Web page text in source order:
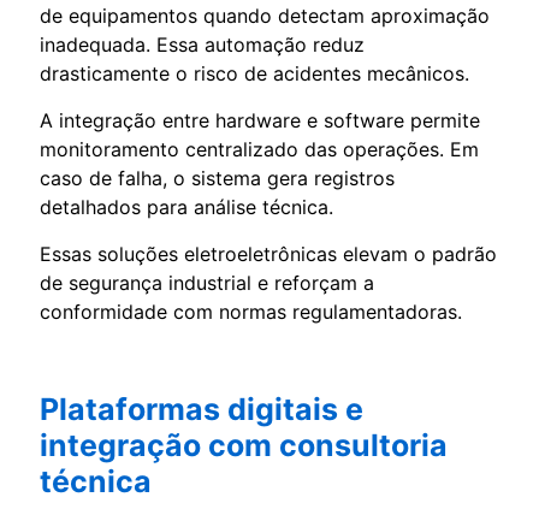
de equipamentos quando detectam aproximação
inadequada. Essa automação reduz
drasticamente o risco de acidentes mecânicos.
A integração entre hardware e software permite
monitoramento centralizado das operações. Em
caso de falha, o sistema gera registros
detalhados para análise técnica.
Essas soluções eletroeletrônicas elevam o padrão
de segurança industrial e reforçam a
conformidade com normas regulamentadoras.
Plataformas digitais e
integração com consultoria
técnica